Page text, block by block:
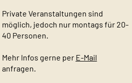
Private Veranstaltungen sind
möglich, jedoch nur montags für 20-
40 Personen.
Mehr Infos gerne per E-Mail
anfragen.